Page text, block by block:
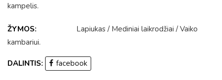
kampelis.
ŽYMOS: Lapiukas / Mediniai laikrodžiai /Vaiko
kambariui.
DALINTIS: facebook